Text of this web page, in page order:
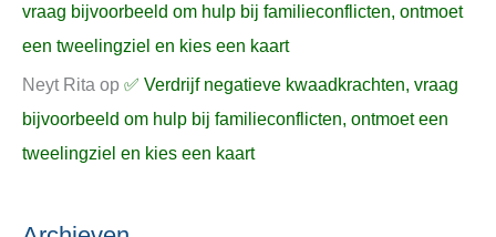
vraag bijvoorbeeld om hulp bij familieconflicten, ontmoet
een tweelingziel en kies een kaart
Neyt Rita op ✅ Verdrijf negatieve kwaadkrachten, vraag
bijvoorbeeld om hulp bij familieconflicten, ontmoet een
tweelingziel en kies een kaart